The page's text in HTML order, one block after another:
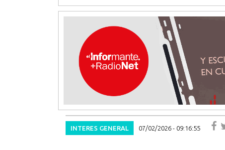
INTERES GENERAL 07/02/2026 - 09:16:55